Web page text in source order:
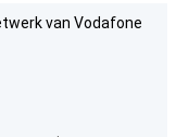
van Vodafone